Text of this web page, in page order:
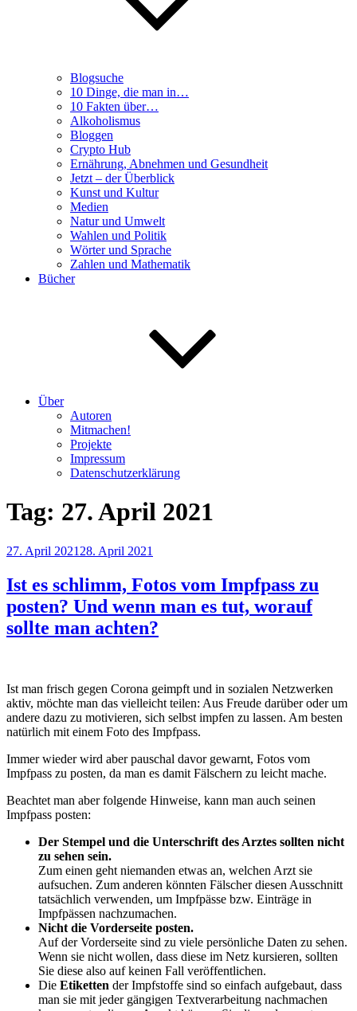
Blogsuche
10 Dinge, die man in…
10 Fakten über…
Alkoholismus
Bloggen
Crypto Hub
Ernährung, Abnehmen und Gesundheit
Jetzt – der Überblick
Kunst und Kultur
Medien
Natur und Umwelt
Wahlen und Politik
Wörter und Sprache
Zahlen und Mathematik
Bücher
Über
Autoren
Mitmachen!
Projekte
Impressum
Datenschutzerklärung
Tag: 27. April 2021
Veröffentlicht
27. April 2021 28. April 2021
Ist es schlimm, Fotos vom Impfpass zu
posten? Und wenn man es tut, worauf
sollte man achten?
Ist man frisch gegen Corona geimpft und in sozialen Netzwerken
aktiv, möchte man das vielleicht teilen: Aus Freude darüber oder um
andere dazu zu motivieren, sich selbst impfen zu lassen. Am besten
natürlich mit einem Foto des Impfpass.
Immer wieder wird aber pauschal davor gewarnt, Fotos vom
Impfpass zu posten, da man es damit Fälschern zu leicht mache.
Beachtet man aber folgende Hinweise, kann man auch seinen
Impfpass posten:
Der Stempel und die Unterschrift des Arztes sollten nicht
zu sehen sein.
Zum einen geht niemanden etwas an, welchen Arzt sie
aufsuchen. Zum anderen könnten Fälscher diesen Ausschnitt
tatsächlich verwenden, um Impfpässe bzw. Einträge in
Impfpässen nachzumachen.
Nicht die Vorderseite posten.
Auf der Vorderseite sind zu viele persönliche Daten zu sehen.
Wenn sie nicht wollen, dass diese im Netz kursieren, sollten
Sie diese also auf keinen Fall veröffentlichen.
Die Etiketten der Impfstoffe sind so einfach aufgebaut, dass
man sie mit jeder gängigen Textverarbeitung nachmachen